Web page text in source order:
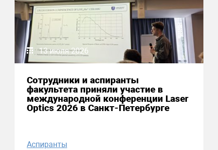
13 июля 2026
Сотрудники и аспиранты
факультета приняли участие в
международной конференции Laser
Optics 2026 в Санкт-Петербурге
Аспиранты